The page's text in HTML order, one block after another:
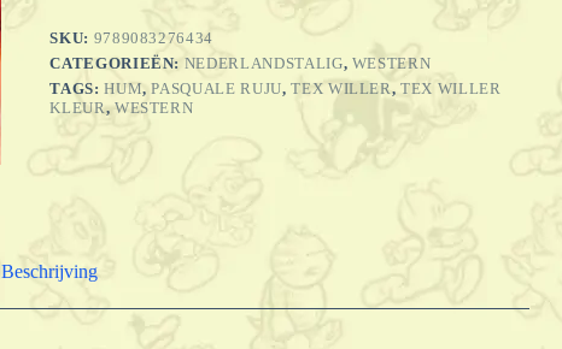
aantal
SKU: 9789083276434
CATEGORIEËN: NEDERLANDSTALIG, WESTERN
TAGS:HUM,PASQUALE RUJU,TEX WILLER,TEX WILLER
KLEUR, WESTERN
Beschrijving